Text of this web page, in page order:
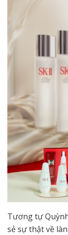
Tương tự
sẻ sự thật về